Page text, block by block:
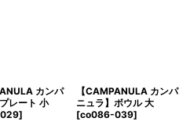
カンパ
レート 小
]
【CAMPANULA カンパ
ニュラ】ボウル 大
[co086-039]